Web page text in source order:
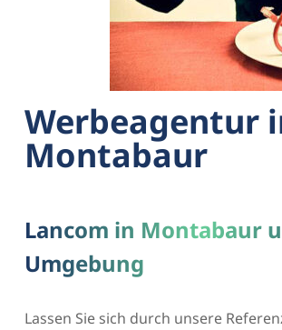
Werbeagentur
Montabaur
Lancom in Montabaur
Umgebung
Lassen Sie sich durch unsere